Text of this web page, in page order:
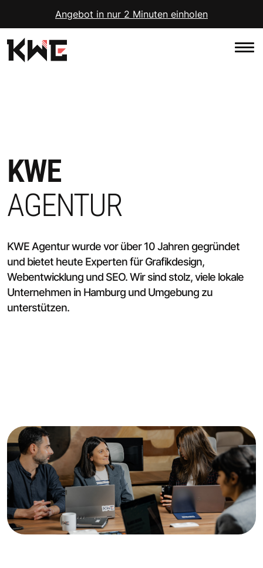
content
Angebot in nur 2 Minuten einholen
KWE
AGENTUR
KWE Agentur wurde vor über 10 Jahren gegründet
und bietet heute Experten für Grafikdesign,
Webentwicklung und SEO. Wir sind stolz, viele lokale
Unternehmen in Hamburg und Umgebung zu
unterstützen.